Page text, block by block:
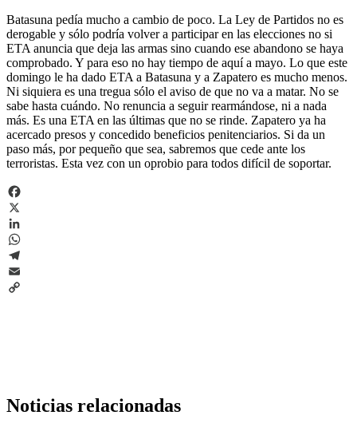
Batasuna pedía mucho a cambio de poco. La Ley de Partidos no es
derogable y sólo podría volver a participar en las elecciones no si
ETA anuncia que deja las armas sino cuando ese abandono se haya
comprobado. Y para eso no hay tiempo de aquí a mayo. Lo que este
domingo le ha dado ETA a Batasuna y a Zapatero es mucho menos.
Ni siquiera es una tregua sólo el aviso de que no va a matar. No se
sabe hasta cuándo. No renuncia a seguir rearmándose, ni a nada
más. Es una ETA en las últimas que no se rinde. Zapatero ya ha
acercado presos y concedido beneficios penitenciarios. Si da un
paso más, por pequeño que sea, sabremos que cede ante los
terroristas. Esta vez con un oprobio para todos difícil de soportar.
Facebook
X
LinkedIn
WhatsApp
Telegram
Email
Noticias relacionadas